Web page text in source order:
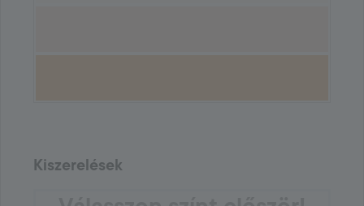
Kiszerelések